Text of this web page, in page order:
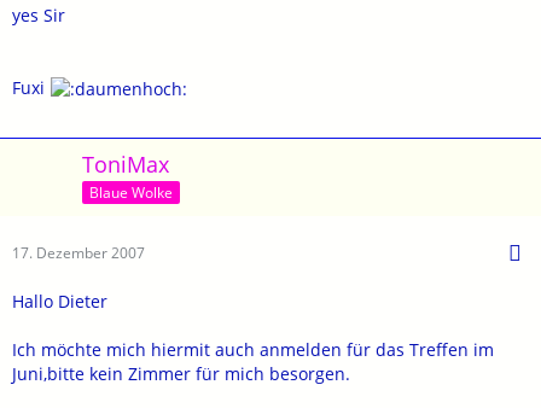
yes Sir
Fuxi
ToniMax
Blaue Wolke
17. Dezember 2007
Hallo Dieter
Ich möchte mich hiermit auch anmelden für das Treffen im
Juni,bitte kein Zimmer für mich besorgen.